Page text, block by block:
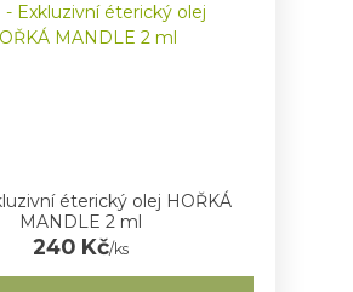
éterický olej HOŘKÁ
MANDLE 2 ml
240 Kč/ks